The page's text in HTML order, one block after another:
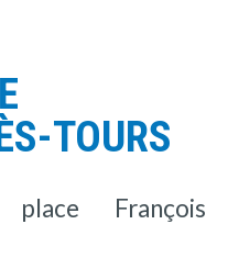
TOURS
place François